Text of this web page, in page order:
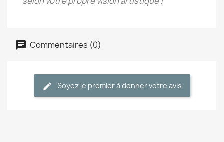
Commentaires (0)
Soyez le premier à donner votre avis